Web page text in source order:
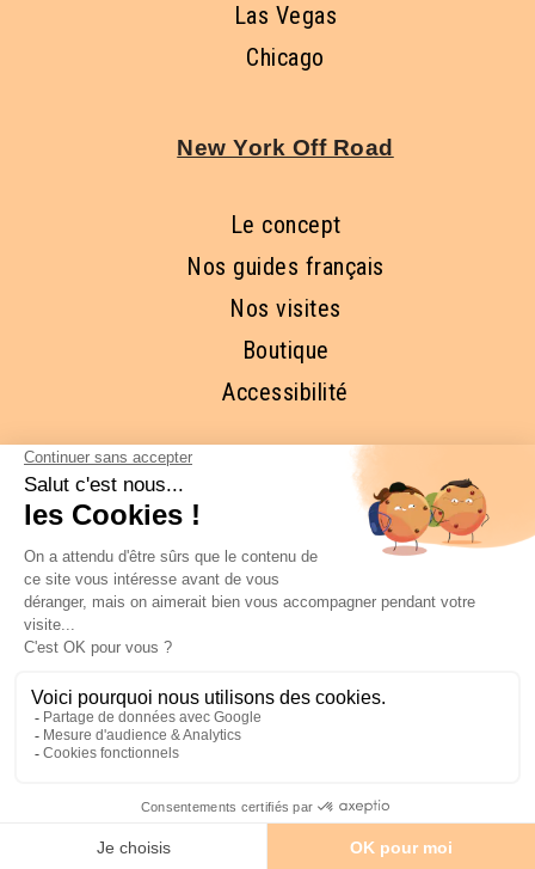
Las Vegas
Chicago
New York Off Road
Le concept
Nos guides français
Nos visites
Boutique
Accessibilité
RESTONS EN CONTACT ET
ABONNEZ-VOUS À NOTRE
NEWSLETTER
COPYRIGHT © New York Off Road LLC -
confidentialité